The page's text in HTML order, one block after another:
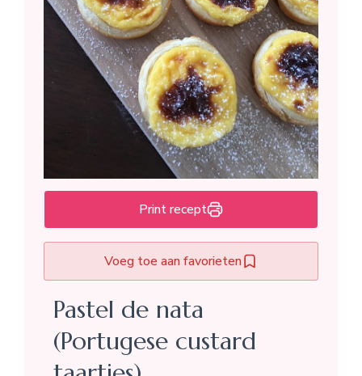
Print recept
Voeg toe aan favorieten
Pastel de nata
(Portugese custard